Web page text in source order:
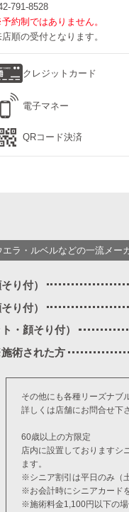
791-8528
約制ではありません。
店順の受付となります。
クレジットカード
電子マネー
QRコード決済
エラ・ルベルなどの一流メー
り付）
り付）
・顔そり付）
術された方
その他にも各種リーズナブ
詳しくは店舗にお問合せ下
60歳以上の方限定
店内に設置しておりますシ
ます。
※シニア割引は平日のみ（
※お会計時にシニアカード
※施術料金1,100円以下の